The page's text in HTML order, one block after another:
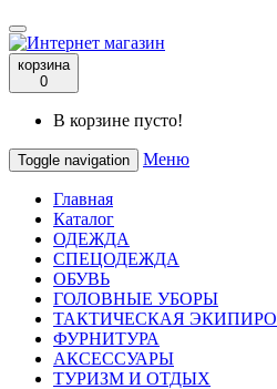
корзина
0
В корзине пусто!
Toggle navigation Меню
Главная
Каталог
ОДЕЖДА
СПЕЦОДЕЖДА
ОБУВЬ
ГОЛОВНЫЕ УБОРЫ
ТАКТИЧЕСКАЯ
ФУРНИТУРА
АКСЕССУАРЫ
ТУРИЗМ И ОТДЫХ